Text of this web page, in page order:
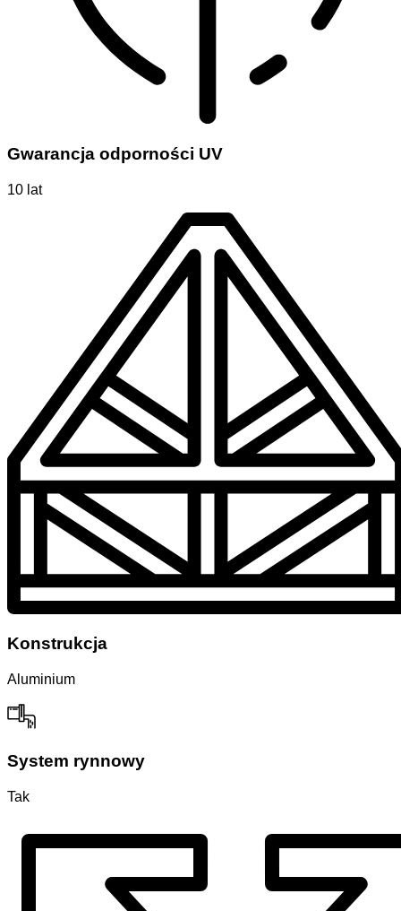
Gwarancja odporności UV
10 lat
Konstrukcja
Aluminium
System rynnowy
Tak